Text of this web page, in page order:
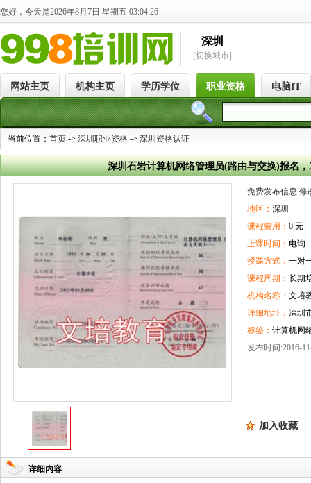
您好，今天是2026年8月7日 星期五 03:04:27
深圳
[切换城市]
网站主页 机构主页 学历学位 职业资格 电脑IT
当前位置： 首页 -> 深圳职业资格 -> 深圳资格认证
深圳石岩计算机网络管理员(路由与交换)报名
免费发布信息 修
地区： 深圳
课程费用： 0 元
上课时间： 电询
授课方式： 一对
课程周期： 长期
机构名称： 文培
详细地址： 深圳
标签： 计算机网
发布时间:2016-
加入收藏
详细内容